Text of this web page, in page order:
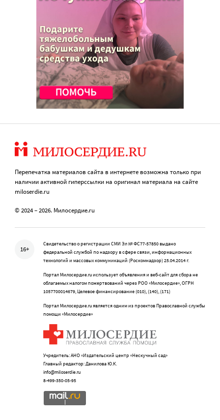
Перепечатка материалов сайта в интернете возможна только при
наличии активной гиперссылки на оригинал материала на сайте
miloserdie.ru
© 2024 – 2026. Милосердие.ru
16+
Свидетельство о регистрации СМИ Эл № ФС77-57850 выдано
федеральной службой по надзору в сфере связи, информационных
технологий и массовых коммуникаций (Роскомнадзор) 25.04.2014 г.
Портал Милосердие.ru использует объявления и веб-сайт для сбора не
облагаемых налогом пожертвований через РОО «Милосердие», ОГРН
1057700014679, Целевое финансирование (010), (140), (171)
Портал Милосердие.ru является одним из проектов Православной службы
помощи «Милосердие»
Учредитель: АНО «Издательский центр «Нескучный сад»
Главный редактор: Данилова Ю.К.
info@miloserdie.ru
8-499-350-05-95